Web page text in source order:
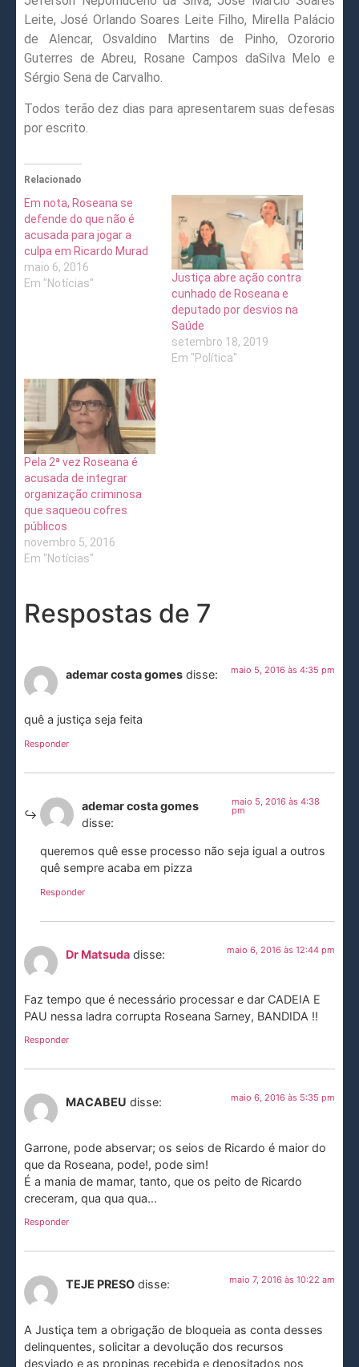
Leite, José Orlando Soares Leite Filho, Mirella Palácio
de Alencar, Osvaldino Martins de Pinho, Ozororio
Guterres de Abreu, Rosane Campos daSilva Melo e
Sérgio Sena de Carvalho.
Todos terão dez dias para apresentarem suas defesas
por escrito.
Relacionado
Em nota, Roseana se
defende do que não é
acusada para jogar a
culpa em Ricardo Murad
maio 6, 2016
Em "Notícias"
Justiça abre ação contra
cunhado de Roseana e
deputado por desvios na
Saúde
setembro 18, 2019
Em "Política"
Pela 2ª vez Roseana é
acusada de integrar
organização criminosa
que saqueou cofres
públicos
novembro 5, 2016
Em "Notícias"
Respostas de 7
ademar costa gomes disse: maio 5, 2016 às 4:35 pm
quê a justiça seja feita
Responder
ademar costa gomes
disse:
maio 5, 2016 às 4:38
pm
queremos quê esse processo não seja igual a outros
quê sempre acaba em pizza
Responder
Dr Matsuda disse: maio 6, 2016 às 12:44 pm
Faz tempo que é necessário processar e dar CADEIA E
PAU nessa ladra corrupta Roseana Sarney, BANDIDA !!
Responder
MACABEU disse: maio 6, 2016 às 5:35 pm
Garrone, pode abservar; os seios de Ricardo é maior do
que da Roseana, pode!, pode sim!
É a mania de mamar, tanto, que os peito de Ricardo
creceram, qua qua qua…
Responder
TEJE PRESO disse: maio 7, 2016 às 10:22 am
A Justiça tem a obrigação de bloqueia as conta desses
delinquentes, solicitar a devolução dos recursos
desviado e as propinas recebida e depositados nos